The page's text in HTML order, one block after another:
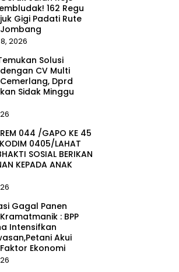
162 Regu
Gigi Padati Rute
2026
Solusi
CV Multi
Dprd
Sidak Minggu
044 /GAPO KE 45
0405/LAHAT
SOSIAL BERIKAN
KEPADA ANAK
Gagal Panen
: BPP
Intensifkan
Akui
Ekonomi